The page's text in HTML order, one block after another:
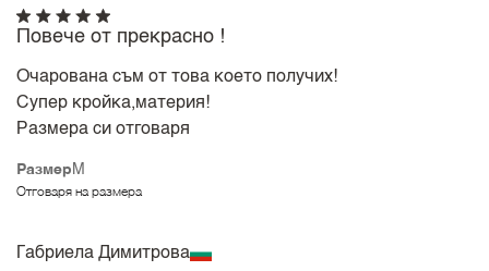
Размер M
Отговаря на размера
Повече от прекрасно !
Очарована съм от това което получих!
Супер кройка,материя!
Размера си отговаря
Габриела Димитрова